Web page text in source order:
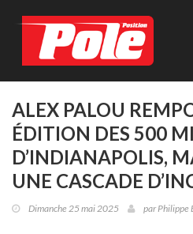
ALEX PALOU
ÉDITION DES 500
D’INDIANAPOLIS,
UNE CASCADE
Dimanche 25 mai 2025 parPhilippe